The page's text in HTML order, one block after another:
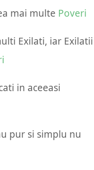
mai multe Poveri
Exilati, iar Exilatii
in aceeasi
pur si simplu nu